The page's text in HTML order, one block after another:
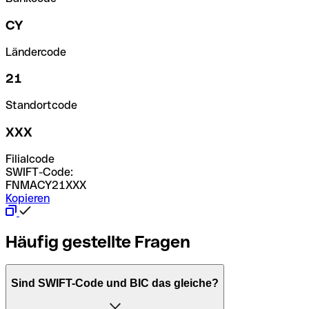
CY
Ländercode
21
Standortcode
XXX
Filialcode
SWIFT-Code:
FNMACY21XXX
Kopieren
Häufig gestellte Fragen
Sind SWIFT-Code und BIC das gleiche?